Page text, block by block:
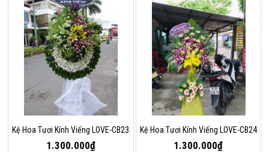
Kệ Hoa Tươi Kính Viếng LOVE-CB23
1.300.000₫
Kệ Hoa Tươi Kính Viếng LOVE-CB24
1.300.000₫